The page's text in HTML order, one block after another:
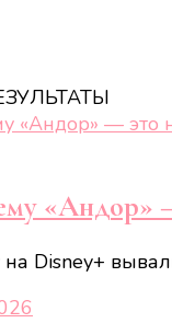
«Андор»
Disney+